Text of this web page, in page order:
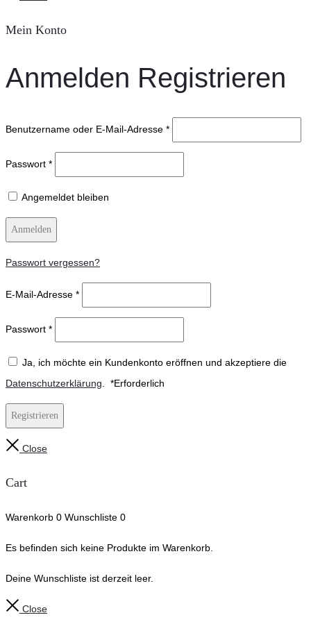
Mein Konto
Anmelden Registrieren
Benutzername oder E-Mail-Adresse *
Passwort *
Angemeldet bleiben
Anmelden
Passwort vergessen?
E-Mail-Adresse *
Passwort *
Ja, ich möchte ein Kundenkonto eröffnen und akzeptiere die
Datenschutzerklärung
*Erforderlich
Registrieren
Close
Cart
Warenkorb 0 Wunschliste 0
Es befinden sich keine Produkte im Warenkorb.
Deine Wunschliste ist derzeit leer.
Close